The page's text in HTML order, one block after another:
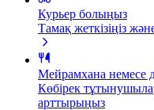
Курьер болыңыз
Тамақ жеткізіңіз
Мейрамхана немесе
Көбірек
арттырыңыз